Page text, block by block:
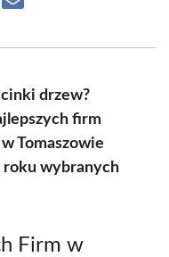
Share
drzew?
firm
Tomaszowie
roku wybranych
Firm w